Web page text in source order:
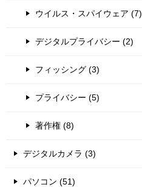
ウイルス・スパイウェア (7)
デジタルプライバシー (2)
フィッシング (3)
プライバシー (5)
著作権 (8)
デジタルカメラ (3)
パソコン (51)